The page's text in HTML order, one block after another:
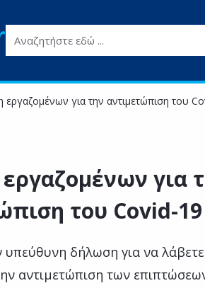
Αναζητήστε εδώ ...
για την αντιμετώπιση του
για
του Covid-19
υπεύθυνη δήλωση για να
αντιμετώπιση των